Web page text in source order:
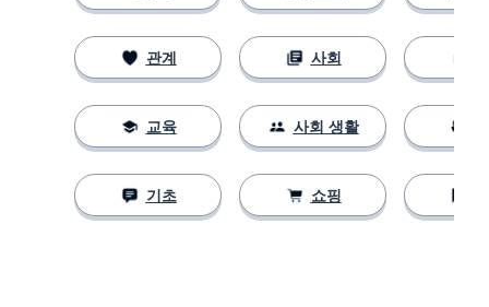
관계
교육
기초
사회
사회 생활
쇼핑